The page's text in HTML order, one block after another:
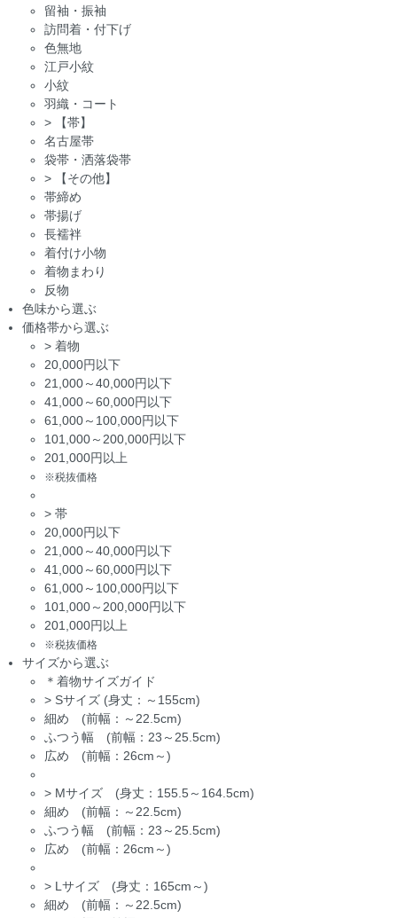
留袖・振袖
訪問着・付下げ
色無地
江戸小紋
小紋
羽織・コート
>
【帯】
名古屋帯
袋帯・洒落袋帯
>
【その他】
帯締め
帯揚げ
長襦袢
着付け小物
着物まわり
反物
色味から選ぶ
価格帯から選ぶ
> 着物
20,000円以下
21,000～40,000円以下
41,000～60,000円以下
61,000～100,000円以下
101,000～200,000円以下
201,000円以上
※税抜価格
> 帯
20,000円以下
21,000～40,000円以下
41,000～60,000円以下
61,000～100,000円以下
101,000～200,000円以下
201,000円以上
※税抜価格
サイズから選ぶ
＊着物サイズガイド
> Sサイズ (身丈：～155cm)
細め (前幅：～22.5cm)
ふつう幅 (前幅：23～25.5cm)
広め (前幅：26cm～)
> Mサイズ (身丈：155.5～164.5cm)
細め (前幅：～22.5cm)
ふつう幅 (前幅：23～25.5cm)
広め (前幅：26cm～)
> Lサイズ (身丈：165cm～)
細め (前幅：～22.5cm)